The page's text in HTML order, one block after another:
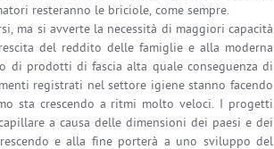
resteranno le briciole, come sempre.
ma si avverte la necessità di maggiori capacità
del reddito delle famiglie e alla moderna
di prodotti di fascia alta quale conseguenza di
registrati nel settore igiene stanno facendo
sta crescendo a ritmi molto veloci. I progetti
a causa delle dimensioni dei paesi e dei
e alla fine porterà a uno sviluppo del